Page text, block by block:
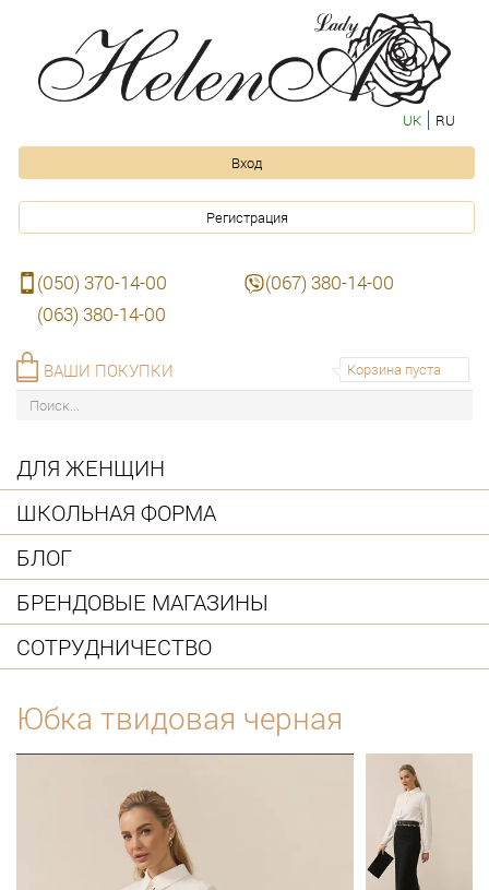
UK RU
Вход
Регистрация
(050) 370-14-00
(067) 380-14-00
(063) 380-14-00
Корзина пуста
ВАШИ ПОКУПКИ
ДЛЯ ЖЕНЩИН
ШКОЛЬНАЯ ФОРМА
БЛОГ
БРЕНДОВЫЕ МАГАЗИНЫ
СОТРУДНИЧЕСТВО
Юбка твидовая черная